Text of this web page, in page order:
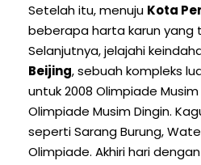
Setelah itu, menuju Kota
beberapa harta karun yang
Selanjutnya, jelajahi
Beijing, sebuah kompleks
untuk 2008 Olimpiade
Olimpiade Musim Dingin.
seperti Sarang Burung,
Olimpiade. Akhiri hari